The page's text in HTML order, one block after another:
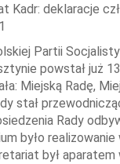
Kadr: deklaracje
Partii
powstał już
Miejską Radę,
stał
Rady
było
był aparatem